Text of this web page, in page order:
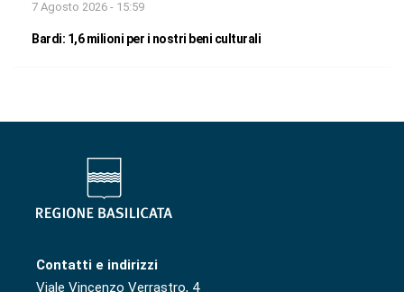
7 Agosto 2026 - 15:59
Bardi: 1,6 milioni per i nostri beni culturali
Contatti e indirizzi
Viale Vincenzo Verrastro, 4